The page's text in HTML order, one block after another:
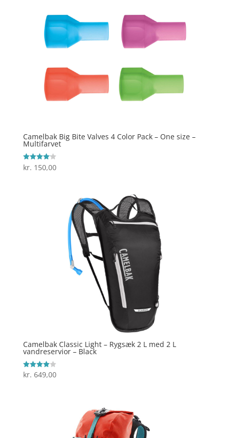
Camelbak Big Bite Valves 4 Color Pack – One size –
Multifarvet
Vurderet
4.1
kr. 150,00
Camelbak Classic Light – Rygsæk 2 L med 2 L
vandreservior – Black
Vurderet
4
kr. 649,00